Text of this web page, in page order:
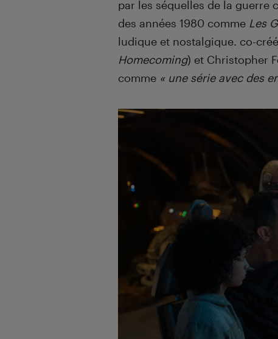
par les séquelles de la guerre
des années 1980 comme Les
ludique et nostalgique. co-
Homecoming) et Christopher
comme « une série avec des